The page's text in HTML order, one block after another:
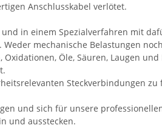
Anschlusskabel verlötet.
in einem Spezialverfahren mit
mechanische Belastungen
Öle, Säuren, Laugen
Steckverbindungen zu
und sich für unsere
und ausstecken.